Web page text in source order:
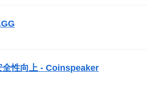
全性向上 - Coinspeaker